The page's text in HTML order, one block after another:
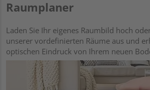
Raumplaner
Laden Sie Ihr eigenes Raumbild hoch
unserer vordefinierten Räume aus und
optischen Eindruck von Ihrem neuen